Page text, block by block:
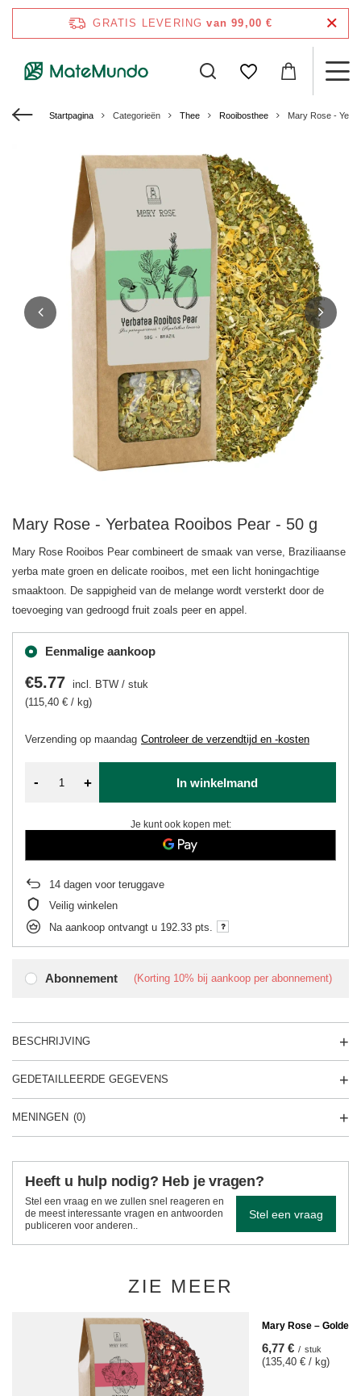
GRATIS LEVERING van 99,00 €
Startpagina Categorieën Thee Rooibosthee Mary Rose -
Mary Rose - Yerbatea Rooibos Pear - 50 g
Mary Rose Rooibos Pear combineert de smaak van verse, Braziliaanse
yerba mate groen en delicate rooibos, met een licht honingachtige
smaaktoon. De sappigheid van de melange wordt versterkt door de
toevoeging van gedroogd fruit zoals peer en appel.
Eenmalige aankoop
Abonnement (Korting 10% bij aankoop per abonnement)
Verzending op maandag Controleer de verzendtijd en -kosten
€5.77 incl. BTW / stuk
(115,40 € / kg)
- + In winkelmand
Je kunt ook kopen met:
14 dagen voor teruggave
Veilig winkelen
Na aankoop ontvangt u 192.33 pts.
BESCHRIJVING
GEDETAILLEERDE GEGEVENS
MENINGEN (0)
Heeft u hulp nodig? Heb je vragen?
Stel een vraag en we zullen snel reageren en
de meest interessante vragen en antwoorden
publiceren voor anderen..
Stel een vraag
ZIE MEER
Mary Rose – Golden
6,77 € / stuk
(135,40 € / kg)